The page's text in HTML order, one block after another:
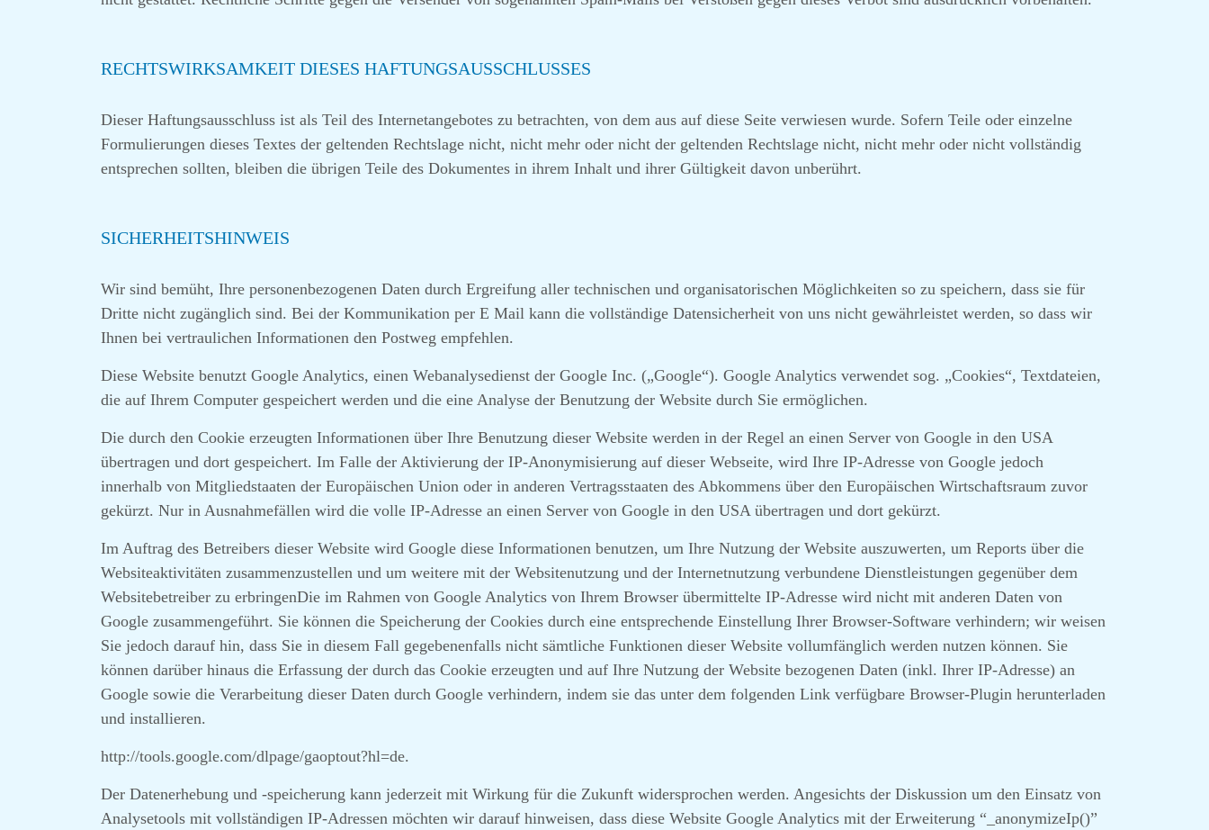
RECHTSWIRKSAMKEIT DIESES HAFTUNGSAUSSCHLUSSES
Dieser Haftungsausschluss ist als Teil des Internetangebotes zu betrachten, von dem aus auf diese Seite verwiesen wurde. Sofern Teile oder einzelne
Formulierungen dieses Textes der geltenden Rechtslage nicht, nicht mehr oder nicht der geltenden Rechtslage nicht, nicht mehr oder nicht vollständig
entsprechen sollten, bleiben die übrigen Teile des Dokumentes in ihrem Inhalt und ihrer Gültigkeit davon unberührt.
SICHERHEITSHINWEIS
Wir sind bemüht, Ihre personenbezogenen Daten durch Ergreifung aller technischen und organisatorischen Möglichkeiten so zu speichern, dass sie für
Dritte nicht zugänglich sind. Bei der Kommunikation per E Mail kann die vollständige Datensicherheit von uns nicht gewährleistet werden, so dass wir
Ihnen bei vertraulichen Informationen den Postweg empfehlen.
Diese Website benutzt Google Analytics, einen Webanalysedienst der Google Inc. („Google“). Google Analytics verwendet sog. „Cookies“, Textdateien,
die auf Ihrem Computer gespeichert werden und die eine Analyse der Benutzung der Website durch Sie ermöglichen.
Die durch den Cookie erzeugten Informationen über Ihre Benutzung dieser Website werden in der Regel an einen Server von Google in den USA
übertragen und dort gespeichert. Im Falle der Aktivierung der IP-Anonymisierung auf dieser Webseite, wird Ihre IP-Adresse von Google jedoch
innerhalb von Mitgliedstaaten der Europäischen Union oder in anderen Vertragsstaaten des Abkommens über den Europäischen Wirtschaftsraum zuvor
gekürzt. Nur in Ausnahmefällen wird die volle IP-Adresse an einen Server von Google in den USA übertragen und dort gekürzt.
Im Auftrag des Betreibers dieser Website wird Google diese Informationen benutzen, um Ihre Nutzung der Website auszuwerten, um Reports über die
Websiteaktivitäten zusammenzustellen und um weitere mit der Websitenutzung und der Internetnutzung verbundene Dienstleistungen gegenüber dem
Websitebetreiber zu erbringenDie im Rahmen von Google Analytics von Ihrem Browser übermittelte IP-Adresse wird nicht mit anderen Daten von
Google zusammengeführt. Sie können die Speicherung der Cookies durch eine entsprechende Einstellung Ihrer Browser-Software verhindern; wir weisen
Sie jedoch darauf hin, dass Sie in diesem Fall gegebenenfalls nicht sämtliche Funktionen dieser Website vollumfänglich werden nutzen können. Sie
können darüber hinaus die Erfassung der durch das Cookie erzeugten und auf Ihre Nutzung der Website bezogenen Daten (inkl. Ihrer IP-Adresse) an
Google sowie die Verarbeitung dieser Daten durch Google verhindern, indem sie das unter dem folgenden Link verfügbare Browser-Plugin herunterladen
und installieren.
http://tools.google.com/dlpage/gaoptout?hl=de.
Der Datenerhebung und -speicherung kann jederzeit mit Wirkung für die Zukunft widersprochen werden. Angesichts der Diskussion um den Einsatz von
Analysetools mit vollständigen IP-Adressen möchten wir darauf hinweisen, dass diese Website Google Analytics mit der Erweiterung “_anonymizeIp()”